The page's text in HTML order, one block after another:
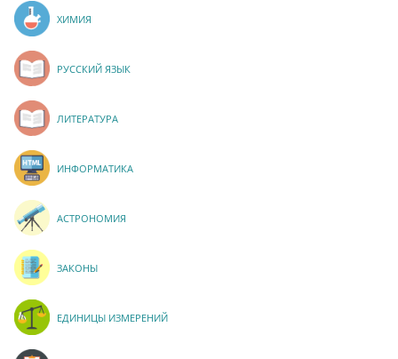
ХИМИЯ
РУССКИЙ ЯЗЫК
ЛИТЕРАТУРА
ИНФОРМАТИКА
АСТРОНОМИЯ
ЗАКОНЫ
ЕДИНИЦЫ ИЗМЕРЕНИЙ